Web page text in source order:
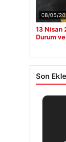
08/05/
13 Nisan
Durum
Son